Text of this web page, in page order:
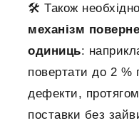
🛠 Також
механізм
одиниць:
повертати до 2 %
дефекти,
поставки без